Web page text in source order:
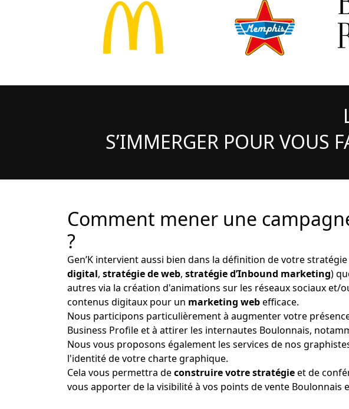
S’IMMERGER POUR VOUS
Comment mener une
?
Gen’K intervient aussi bien dans la définition de votre stratégie
digital, stratégie de web, stratégie d’Inbound marketing)
autres via la création d'animations sur les réseaux sociaux
contenus digitaux pour un marketing webefficace.
Nous participons particulièrement à augmenter votre
Business Profile et à attirer les internautes Boulonnais,
Nous vous proposons également les services de nos
l'identité de votre charte graphique.
Cela vous permettra deconstruire votre stratégieet de
vous apporter de la visibilité à vos points de vente Boulonnais